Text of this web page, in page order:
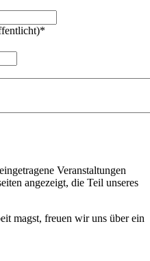
*
Veranstaltungen
angezeigt, die Teil unseres
magst, freuen wir uns über ein